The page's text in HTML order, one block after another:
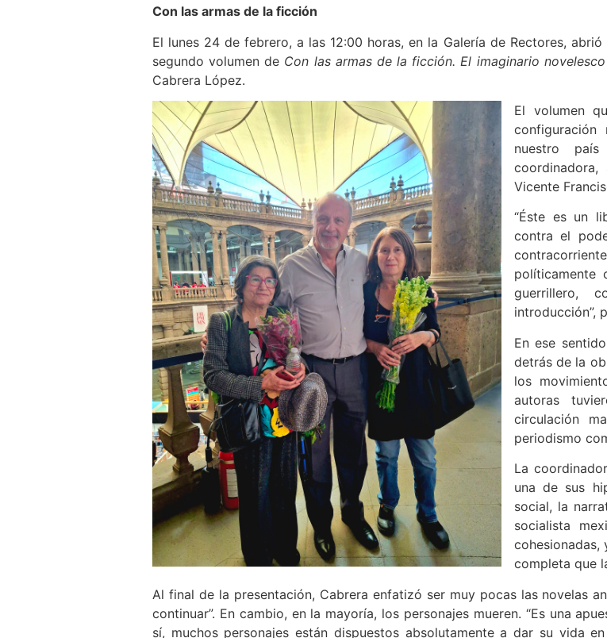
Con las armas de la ficción
El lunes 24 de febrero, a las 12:00 horas, en la Galería de Rectores,
segundo volumen de Con las armas de la ficción. El imaginario
Cabrera López.
El volumen
configuración
nuestro
Vicente
“Éste es un
contra el
políticamente
guerrillero,
introducción”,
En ese
detrás de la
los
autoras
circulación
periodismo
La
una de sus
social, la
socialista
cohesionadas,
completa que
Al final de la presentación, Cabrera enfatizó ser muy pocas las novelas
continuar”. En cambio, en la mayoría, los personajes mueren. “Es una
sí, muchos personajes están dispuestos absolutamente a dar su vida